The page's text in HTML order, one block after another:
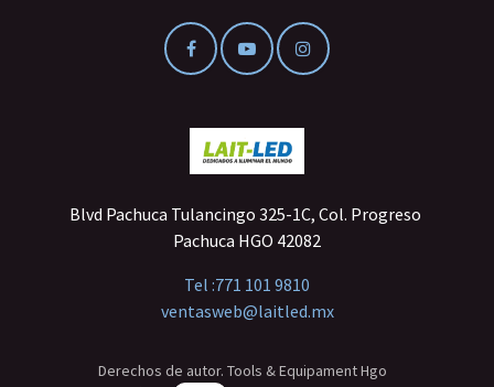
Blvd Pachuca Tulancingo 325-1C, Col. Progreso
Pachuca HGO 42082
Tel :771 101 9810
ventasweb@laitled.mx
Derechos de autor. Tools & Equipament Hgo